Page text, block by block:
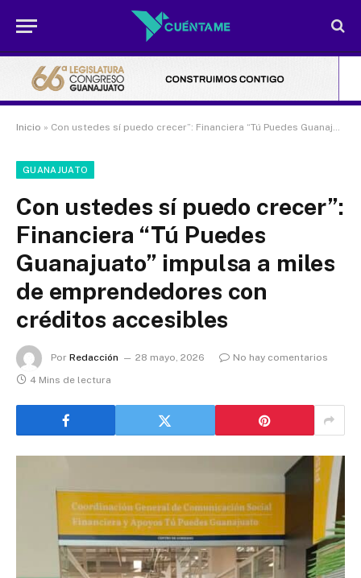
Inicio » Con ustedes sí puedo crecer”: Financiera “Tú Puedes Guanajuato” impulsa a miles de emprendedores con créditos accesibles
GUANAJUATO
Con ustedes sí puedo crecer”:
Financiera “Tú Puedes
Guanajuato” impulsa a miles
de emprendedores con
créditos accesibles
Por Redacción 28 mayo, 2026
No hay comentarios
4 Mins de lectura